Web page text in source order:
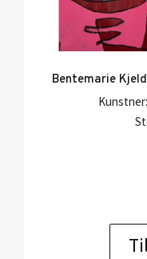
Bentemarie
Kunstner: